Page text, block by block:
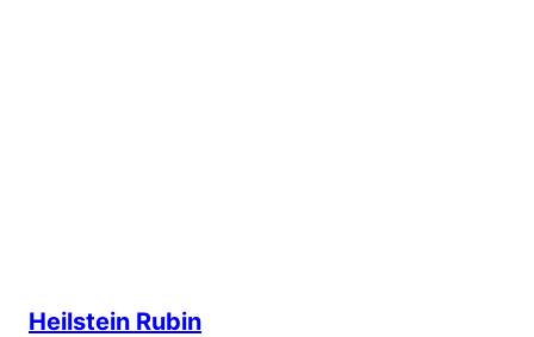
Heilstein Rubin